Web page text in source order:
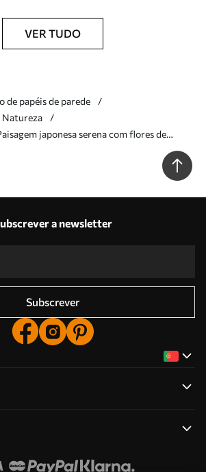
VER TUDO
de papéis de parede
Natureza
japonesa serena com flores de
de montanha ao nascer do sol Nr. w09864
a newsletter
Subscrever